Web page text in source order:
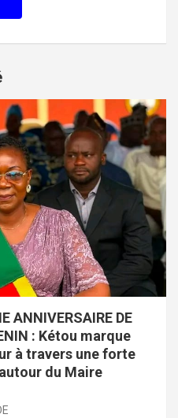
ANNIVERSAIRE DE
: Kétou marque
à travers une forte
du Maire